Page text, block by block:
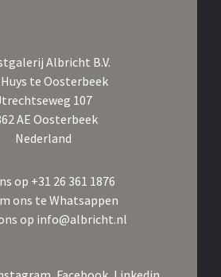
Albricht B.V.
te Oosterbeek
107
AE Oosterbeek
Nederland
op +31 26 361 1876
ons te Whatsappen
op info@albricht.nl